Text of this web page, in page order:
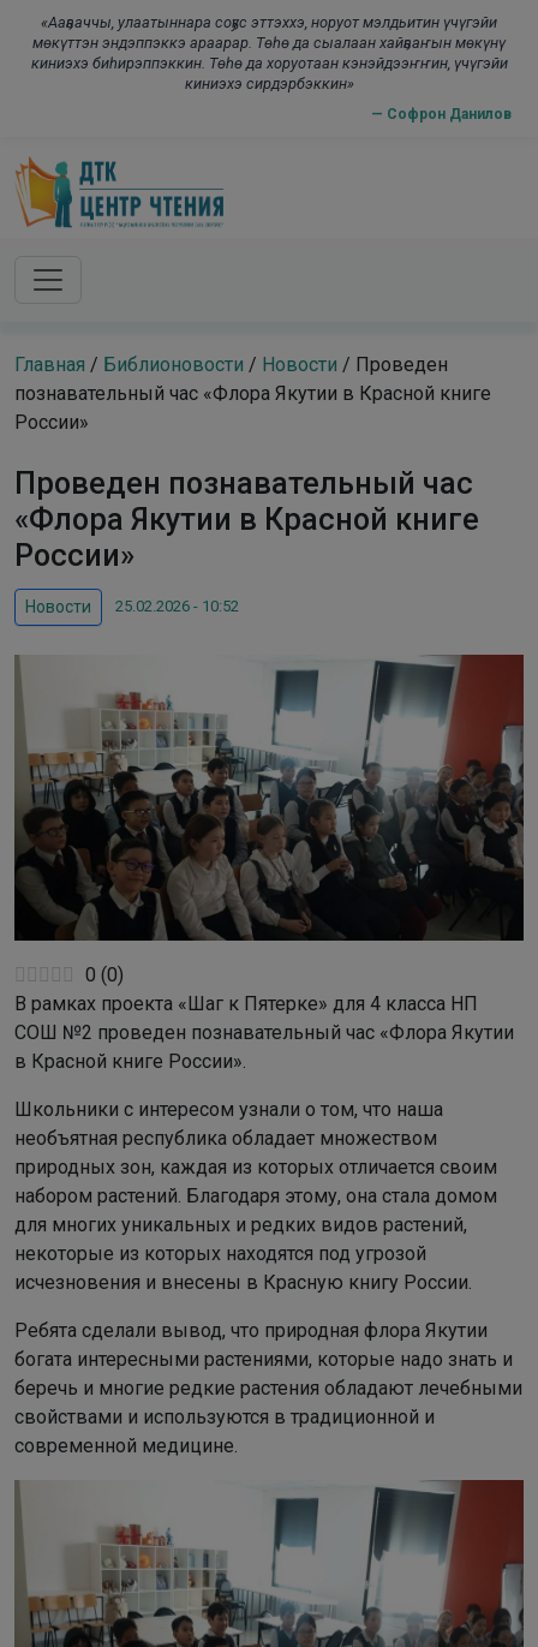
«Ааҕааччы, улаатыннара соҕус эттэххэ, норуот мэлдьитин үчүгэйи
мөкүттэн эндэппэккэ араарар. Төһө да сыалаан хайҕааҥын мөкүнү
киниэхэ биһирэппэккин. Төһө да хоруотаан кэнэйдээҥҥин, үчүгэйи
киниэхэ сирдэрбэккин»
— Софрон Данилов
Skip to main content
Главная / Библионовости / Новости / Проведен
познавательный час «Флора Якутии в Красной книге
России»
Проведен познавательный час
«Флора Якутии в Красной книге
России»
Новости 25.02.2026 - 10:52
0 (0)
В рамках проекта «Шаг к Пятерке» для 4 класса НП
СОШ №2 проведен познавательный час «Флора Якутии
в Красной книге России».
Школьники с интересом узнали о том, что наша
необъятная республика обладает множеством
природных зон, каждая из которых отличается своим
набором растений. Благодаря этому, она стала домом
для многих уникальных и редких видов растений,
некоторые из которых находятся под угрозой
исчезновения и внесены в Красную книгу России.
Ребята сделали вывод, что природная флора Якутии
богата интересными растениями, которые надо знать и
беречь и многие редкие растения обладают лечебными
свойствами и используются в традиционной и
современной медицине.